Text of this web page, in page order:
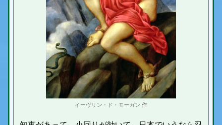
イーヴリン・ド・モーガン 作